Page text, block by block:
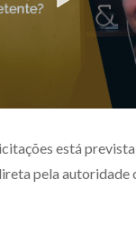
Capacitação
Eventos presenciais
está
pela autoridade